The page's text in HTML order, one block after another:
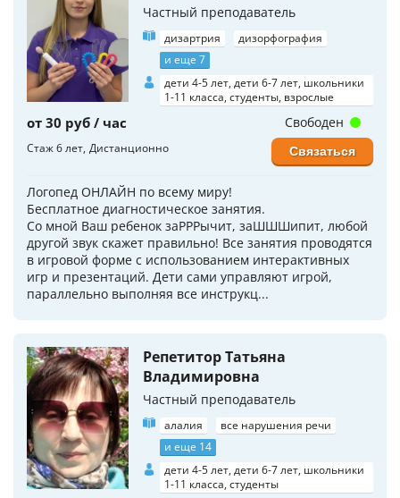
Частный преподаватель
дизартрия
дизорфография
и еще 7
дети 4-5 лет, дети 6-7 лет, школьники
1-11 класса, студенты, взрослые
от 30 руб / час
Стаж 6 лет Дистанционно
Логопед ОНЛАЙН по всему миру!
Бесплатное диагностическое занятия.
Со мной Ваш ребенок заРРРычит, заШШШипит, любой
другой звук скажет правильно! Все занятия проводятся
в игровой форме с использованием интерактивных
игр и презентаций. Дети сами управляют игрой,
параллельно выполняя все инструкц...
Свободен
Связаться
Репетитор Татьяна
Владимировна
Частный преподаватель
алалия
все нарушения речи
и еще 14
дети 4-5 лет, дети 6-7 лет, школьники
1-11 класса, студенты